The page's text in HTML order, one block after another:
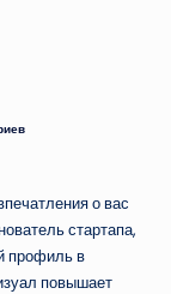
о вас
стартапа,
профиль в
повышает